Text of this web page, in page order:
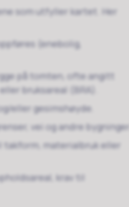
som utfyller kartet. Her
(enebolig,
på tomten, ofte angitt
bruksareal (BRA).
eller gesimshøyde.
vei og andre bygninger.
takform, materialbruk eller
krav til